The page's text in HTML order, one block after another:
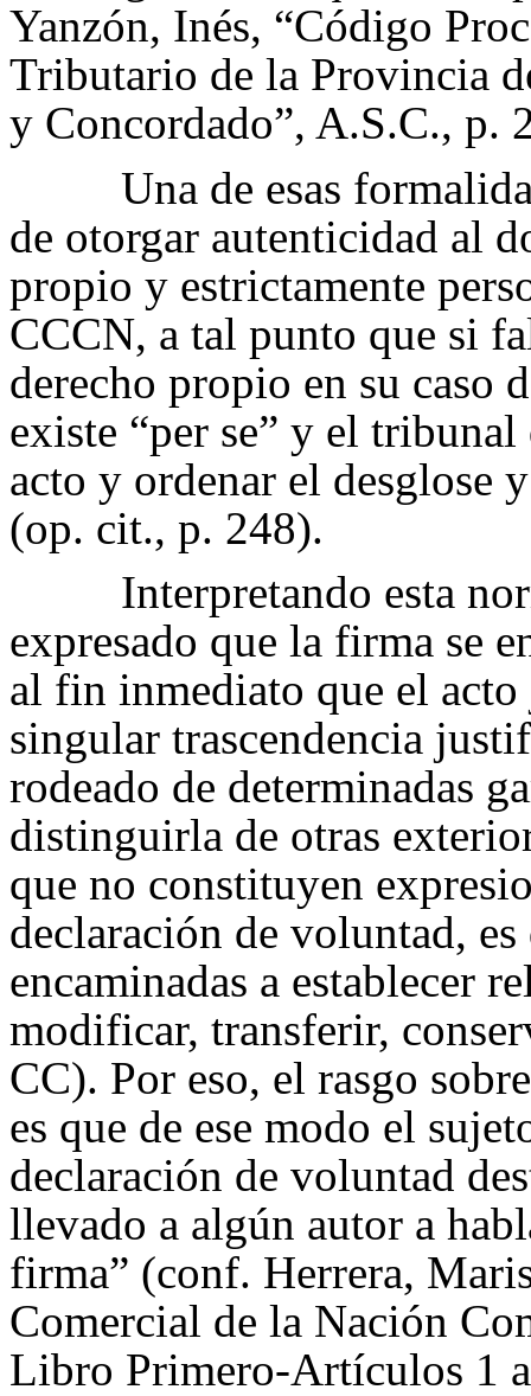
Yanzón, Inés, “Código
Tributario de la Provincia
y Concordado”, A.S.C., p.
Una de esas
de otorgar autenticidad al
propio y estrictamente
CCCN, a tal punto que si
derecho propio en su caso
existe “per se” y el
acto y ordenar el desglose
(op. cit., p. 248).
Interpretando esta
expresado que la firma se
al fin inmediato que el
singular trascendencia
rodeado de determinadas
distinguirla de otras
que no constituyen
declaración de voluntad,
encaminadas a establecer
modificar, transferir,
CC). Por eso, el rasgo
es que de ese modo el
declaración de voluntad
llevado a algún autor a
firma” (conf. Herrera,
Comercial de la Nación
Libro Primero-Artículos 1